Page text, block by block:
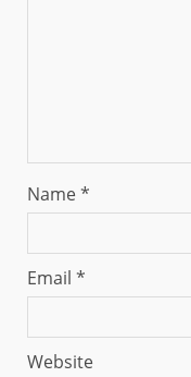
Name*
Email *
Website